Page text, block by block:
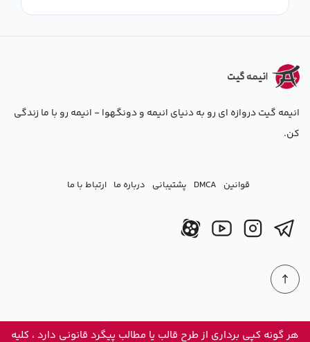
انیمه گیت دروازه ای رو به دنیای انیمه و دونگهوا - انیمه رو با ما زندگی
کن.
قوانین DMCA پشتیبانی درباره ما ارتباط با ما
هر گونه کپی برداری از طرح قالب یا مطالب پیگرد قانونی دارد ، کلیه